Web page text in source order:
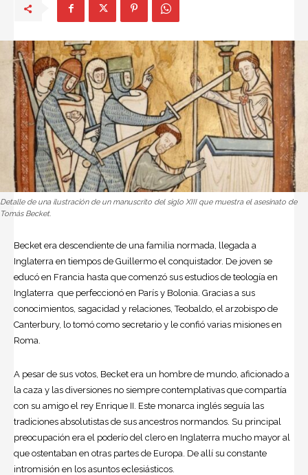
Detalle de una ilustración de un manuscrito del siglo XIII que muestra el asesinato de
Tomás Becket.
Becket era descendiente de una familia normada, llegada a
Inglaterra en tiempos de Guillermo el conquistador. De joven se
educó en Francia hasta que comenzó sus estudios de teología en
Inglaterra que perfeccionó en París y Bolonia. Gracias a sus
conocimientos, sagacidad y relaciones, Teobaldo, el arzobispo de
Canterbury, lo tomó como secretario y le confió varias misiones en
Roma.
A pesar de sus votos, Becket era un hombre de mundo, aficionado a
la caza y las diversiones no siempre contemplativas que compartía
con su amigo el rey Enrique II. Este monarca inglés seguía las
tradiciones absolutistas de sus ancestros normandos. Su principal
preocupación era el poderío del clero en Inglaterra mucho mayor al
que ostentaban en otras partes de Europa. De allí su constante
intromisión en los asuntos eclesiásticos.